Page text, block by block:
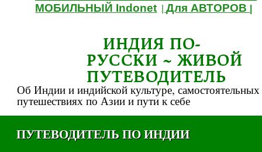
МОБИЛЬНЫЙ Indonet |Для АВТОРОВ
ИНДИЯ ПО-
РУССКИ ~ ЖИВОЙ
ПУТЕВОДИТЕЛЬ
Об Индии и индийской культуре, самостоятельных
путешествиях по Азии и пути к себе
ПУТЕВОДИТЕЛЬ ПО ИНДИИ